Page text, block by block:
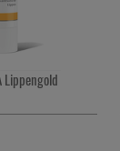
Lippengold